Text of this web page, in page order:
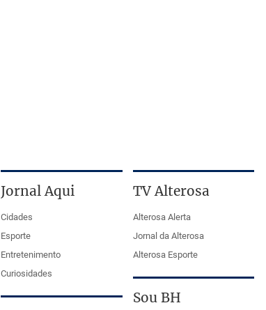
Jornal Aqui
Cidades
Esporte
Entretenimento
Curiosidades
TV Alterosa
Alterosa Alerta
Jornal da Alterosa
Alterosa Esporte
Sou BH